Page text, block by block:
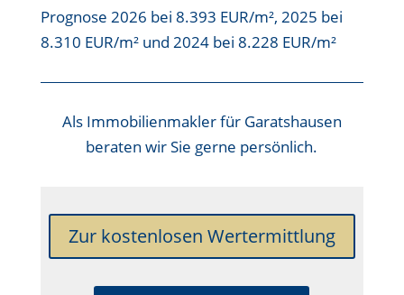
Prognose 2026 bei 8.393 EUR/m², 2025 bei
8.310 EUR/m² und 2024 bei 8.228 EUR/m²
Als Immobilienmakler für Garatshausen
beraten wir Sie gerne persönlich.
Zur kostenlosen Wertermittlung